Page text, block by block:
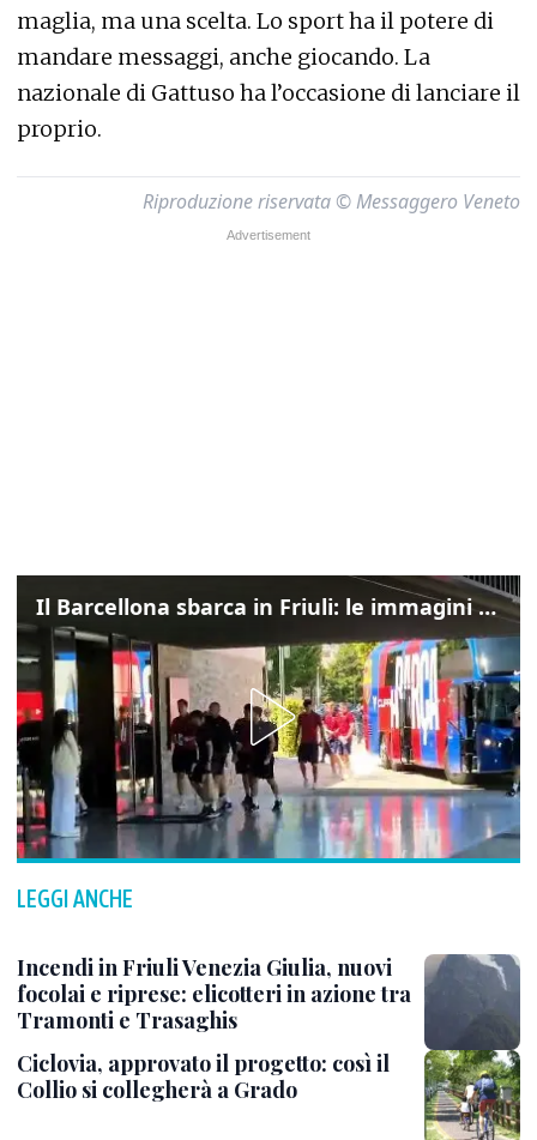
maglia, ma una scelta. Lo sport ha il potere di
mandare messaggi, anche giocando. La
nazionale di Gattuso ha l’occasione di lanciare il
proprio.
Riproduzione riservata © Messaggero Veneto
Il Barcellona sbarca in Friuli: le immagini dell'arrivo in albergo
LEGGI ANCHE
Incendi in Friuli Venezia Giulia, nuovi
focolai e riprese: elicotteri in azione tra
Tramonti e Trasaghis
Ciclovia, approvato il progetto: così il
Collio si collegherà a Grado